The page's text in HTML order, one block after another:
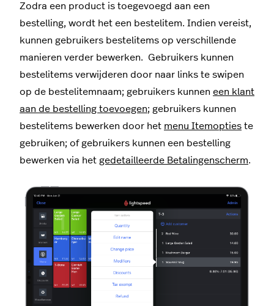
Zodra een product is toegevoegd aan een
bestelling, wordt het een bestelitem. Indien vereist,
kunnen gebruikers bestelitems op verschillende
manieren verder bewerken. Gebruikers kunnen
bestelitems verwijderen door naar links te swipen
op de bestelitemnaam; gebruikers kunnen een klant
aan de bestelling toevoegen; gebruikers kunnen
bestelitems bewerken door het menu Itemopties te
gebruiken; of gebruikers kunnen een bestelling
bewerken via het gedetailleerde Betalingenscherm.